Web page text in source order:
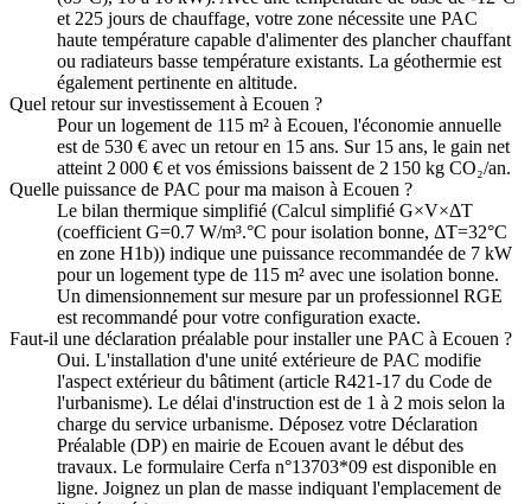
et 225 jours de chauffage, votre zone nécessite une PAC
haute température capable d'alimenter des plancher chauffant
ou radiateurs basse température existants. La géothermie est
également pertinente en altitude.
Quel retour sur investissement à Ecouen ?
Pour un logement de 115 m² à Ecouen, l'économie annuelle
est de 530 € avec un retour en 15 ans. Sur 15 ans, le gain net
atteint 2 000 € et vos émissions baissent de 2 150 kg CO₂/an.
Quelle puissance de PAC pour ma maison à Ecouen ?
Le bilan thermique simplifié (Calcul simplifié G×V×ΔT
(coefficient G=0.7 W/m³.°C pour isolation bonne, ΔT=32°C
en zone H1b)) indique une puissance recommandée de 7 kW
pour un logement type de 115 m² avec une isolation bonne.
Un dimensionnement sur mesure par un professionnel RGE
est recommandé pour votre configuration exacte.
Faut-il une déclaration préalable pour installer une PAC à Ecouen ?
Oui. L'installation d'une unité extérieure de PAC modifie
l'aspect extérieur du bâtiment (article R421-17 du Code de
l'urbanisme). Le délai d'instruction est de 1 à 2 mois selon la
charge du service urbanisme. Déposez votre Déclaration
Préalable (DP) en mairie de Ecouen avant le début des
travaux. Le formulaire Cerfa n°13703*09 est disponible en
ligne. Joignez un plan de masse indiquant l'emplacement de